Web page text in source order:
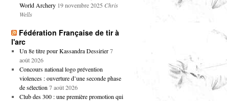
World Archery 19 novembre 2025 Chris
Wells
Fédération Française de tir à
l'arc
Un 8e titre pour Kassandra Dessirier 7
août 2026
Concours national logo prévention
violences : ouverture d’une seconde phase
de sélection 7 août 2026
Club des 300 : une première promotion qui